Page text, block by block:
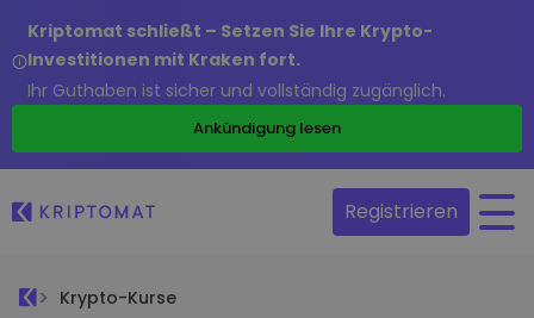
Kriptomat schließt – Setzen Sie Ihre Krypto-
Investitionen mit Kraken fort.
Ihr Guthaben ist sicher und vollständig zugänglich.
Ankündigung lesen
Registrieren
Krypto-Kurse